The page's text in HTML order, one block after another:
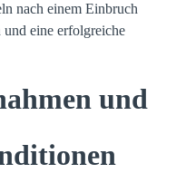
nach einem Einbruch
eine erfolgreiche
und